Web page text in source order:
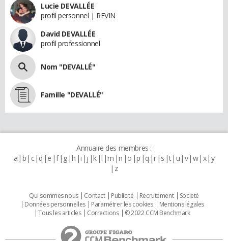
Lucie DEVALLÉE
profil personnel | REVIN
David DEVALLÉE
profil professionnel
Nom "DEVALLÉ"
Famille "DEVALLÉ"
Annuaire des membres :
a b c d e f g h i j k l m n o p q r s t u v w x y
z
Qui sommes nous Contact Publicité Recrutement
Societé
Données personnelles
Paramétrer les cookies
Mentions légales
Tous les articles
Corrections © 2022 CCM Benchmark